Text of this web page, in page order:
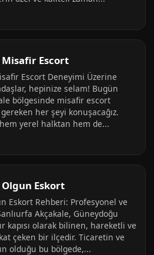
Escort
Escort Deneyimi Üzerine
hepinize selam! Bugün
bölgesinde misafir escort
her şeyi konuşacağız.
yerel halktan hem de...
Eskort
Eskort Rehberi: Profesyonel ve
Akçakale, Güneydoğu
kapısı olarak bilinen, hareketli ve
çeken bir ilçedir. Ticaretin ve
olduğu bu bölgede,...